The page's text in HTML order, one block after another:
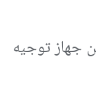
جهاز توجيه